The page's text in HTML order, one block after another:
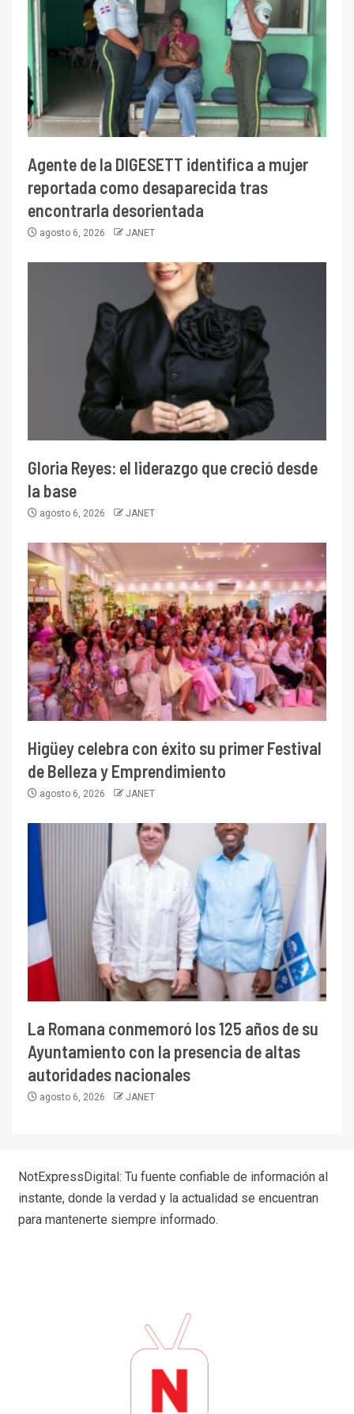
Agente de la DIGESETT identifica a mujer
reportada como desaparecida tras
encontrarla desorientada
agosto 6, 2026 JANET
Gloria Reyes: el liderazgo que creció desde
la base
agosto 6, 2026 JANET
Higüey celebra con éxito su primer Festival
de Belleza y Emprendimiento
agosto 6, 2026 JANET
La Romana conmemoró los 125 años de su
Ayuntamiento con la presencia de altas
autoridades nacionales
agosto 6, 2026 JANET
NotExpressDigital: Tu fuente confiable de información al
instante, donde la verdad y la actualidad se encuentran
para mantenerte siempre informado.